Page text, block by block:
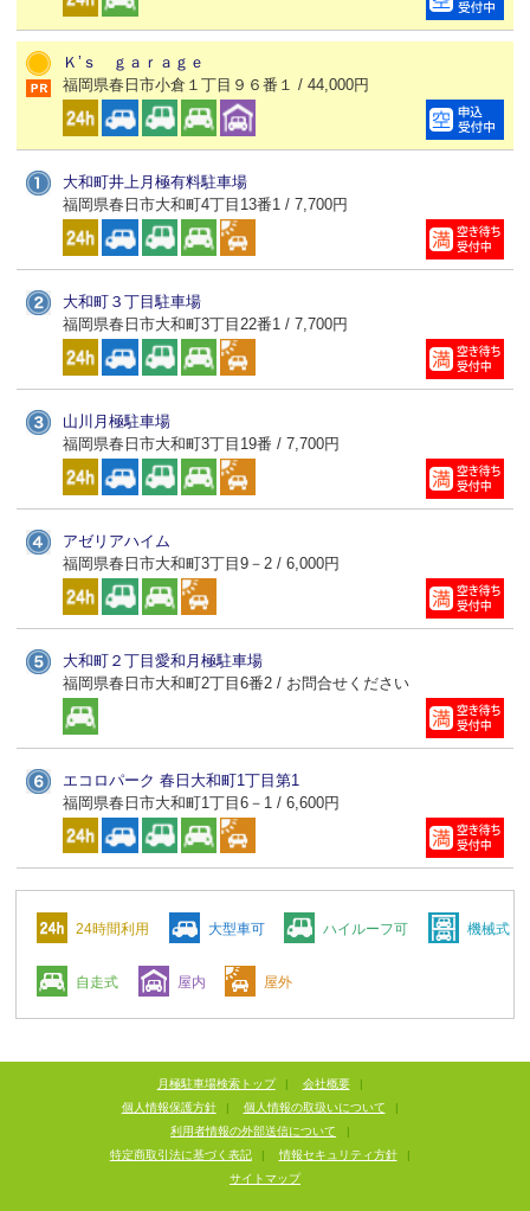
Ｋ’ｓ ｇａｒａｇｅ
福岡県春日市小倉１丁目９６番１ / 44,000円
大和町井上月極有料駐車場
福岡県春日市大和町4丁目13番1 / 7,700円
大和町３丁目駐車場
福岡県春日市大和町3丁目22番1 / 7,700円
山川月極駐車場
福岡県春日市大和町3丁目19番 / 7,700円
アゼリアハイム
福岡県春日市大和町3丁目9－2 / 6,000円
大和町２丁目愛和月極駐車場
福岡県春日市大和町2丁目6番2 / お問合せください
エコロパーク 春日大和町1丁目第1
福岡県春日市大和町1丁目6－1 / 6,600円
24時間利用 大型車可 ハイルーフ可 機械式
自走式 屋内 屋外
月極駐車場検索トップ | 会社概要
|
個人情報保護方針
| 個人情報の取扱いについて
|
利用者情報の外部送信について
|
特定商取引法に基づく表記
| 情報セキュリティ方針
|
サイトマップ